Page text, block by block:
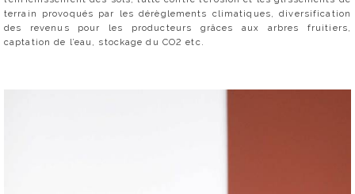
terrain provoqués par les dérèglements climatiques, diversification
des revenus pour les producteurs grâces aux arbres fruitiers,
captation de l’eau, stockage du CO2 etc.